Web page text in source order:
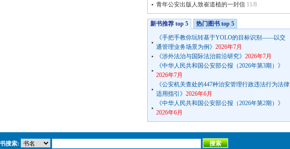
青年公安出版人致崔道植的一封信 11/8
新书推荐 top 5
热门图书 top 5
《手把手教你玩转基于YOLO的目标识别——以交
通管理业务场景为例》 2026年7月
《涉外法治与国际法治前沿研究》 2026年7月
《中华人民共和国公安部公报（2026年第3期）》
2026年7月
《公安机关查处的447种治安管理行政违法行为法律
适用指引》 2026年6月
《中华人民共和国公安部公报（2026年第2期）》
2026年6月
搜索: